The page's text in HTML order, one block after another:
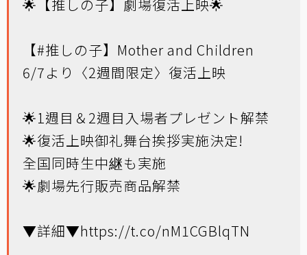
🌟【推しの子】劇場復活上映🌟
【#推しの子】Mother and Children
6/7より〈2週間限定〉復活上映
🌟1週目＆2週目入場者プレゼント解禁
🌟復活上映御礼舞台挨拶実施決定!
全国同時生中継も実施
🌟劇場先行販売商品解禁
▼詳細▼https://t.co/nM1CGBlqTN